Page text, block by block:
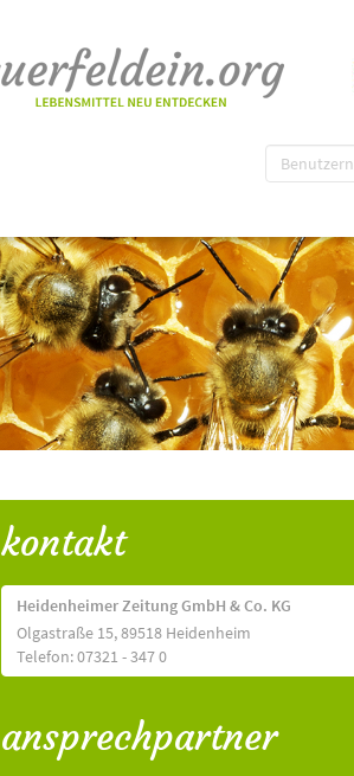
kontakt
Heidenheimer Zeitung GmbH & Co. KG
Olgastraße 15, 89518 Heidenheim
Telefon: 07321 - 347 0
ansprechpartner